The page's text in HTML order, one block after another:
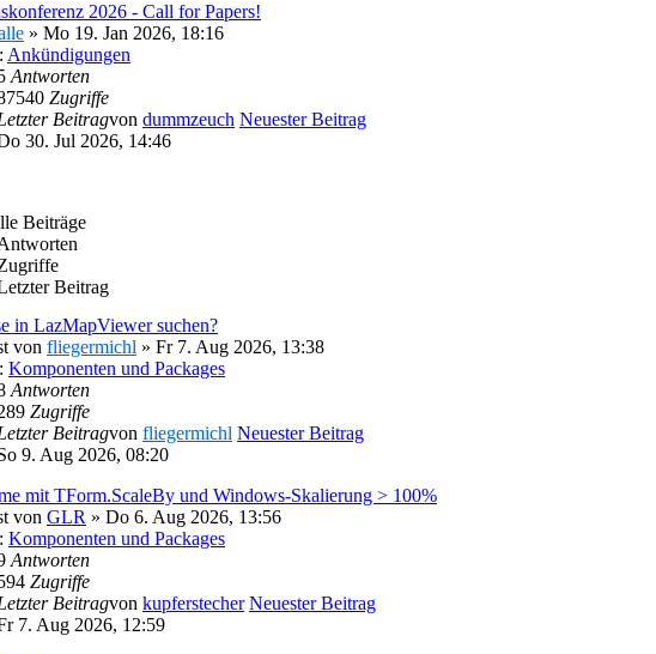
2026 - Call for Papers!
» Mo 19. Jan 2026, 18:16
Ankündigungen
Antworten
Zugriffe
Beitragvon dummzeuch Neuester Beitrag
30. Jul 2026, 14:46
Beiträge
Beitrag
in LazMapViewer suchen?
von fliegermichl » Fr 7. Aug 2026, 13:38
Komponenten und Packages
Antworten
Zugriffe
Beitragvon fliegermichl Neuester Beitrag
9. Aug 2026, 08:20
mit TForm.ScaleBy und Windows-Skalierung > 100%
von GLR » Do 6. Aug 2026, 13:56
Komponenten und Packages
Antworten
Zugriffe
Beitragvon kupferstecher Neuester Beitrag
7. Aug 2026, 12:59